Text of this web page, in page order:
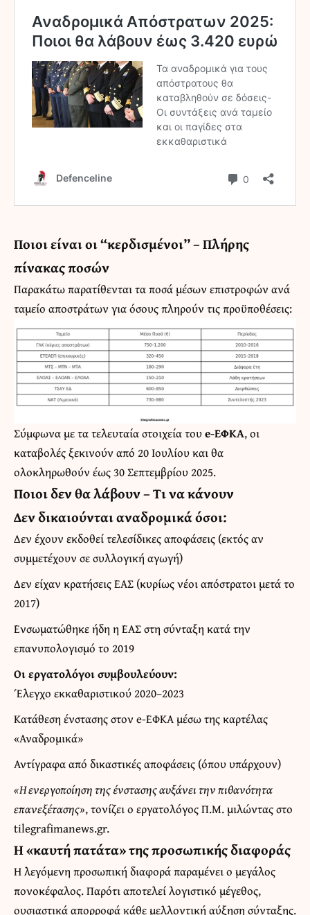
Ποιοι είναι οι “κερδισμένοι” – Πλήρης
πίνακας ποσών
Παρακάτω παρατίθενται τα ποσά μέσων επιστροφών ανά
ταμείο αποστράτων για όσους πληρούν τις προϋποθέσεις:
Σύμφωνα με τα τελευταία στοιχεία τουe-ΕΦΚΑ, οι
καταβολές ξεκινούν από 20 Ιουλίου και θα
ολοκληρωθούν έως 30 Σεπτεμβρίου 2025.
Ποιοι δεν θα λάβουν – Τι να κάνουν
Δεν δικαιούνται αναδρομικά όσοι:
Δεν έχουν εκδοθεί τελεσίδικες αποφάσεις (εκτός αν
συμμετέχουν σε συλλογική αγωγή)
Δεν είχαν κρατήσεις ΕΑΣ (κυρίως νέοι απόστρατοι μετά το
2017)
Ενσωματώθηκε ήδη η ΕΑΣ στη σύνταξη κατά την
επανυπολογισμό το 2019
Οι εργατολόγοι συμβουλεύουν:
Έλεγχο εκκαθαριστικού 2020–2023
Κατάθεση ένστασης στον e-ΕΦΚΑ μέσω της καρτέλας
«Αναδρομικά»
Αντίγραφα από δικαστικές αποφάσεις (όπου υπάρχουν)
«Η ενεργοποίηση της ένστασης αυξάνει την πιθανότητα
επανεξέτασης», τονίζει ο εργατολόγος Π.Μ. μιλώντας στο
tilegrafimanews.gr.
Η «καυτή πατάτα» της προσωπικής διαφοράς
Η λεγόμενη προσωπική διαφορά παραμένει ο μεγάλος
πονοκέφαλος. Παρότι αποτελεί λογιστικό μέγεθος,
ουσιαστικά απορροφά κάθε μελλοντική αύξηση σύνταξης.